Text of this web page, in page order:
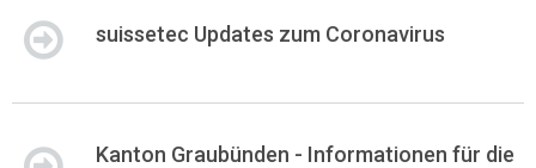
suissetec Updates zum Coronavirus
Kanton Graubünden - Informationen für die